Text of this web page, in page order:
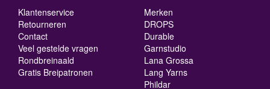
Klantenservice
Retourneren
Contact
Veel gestelde vragen
Rondbreinaald
Gratis Breipatronen
Merken
DROPS
Durable
Garnstudio
Lana Grossa
Lang Yarns
Phildar